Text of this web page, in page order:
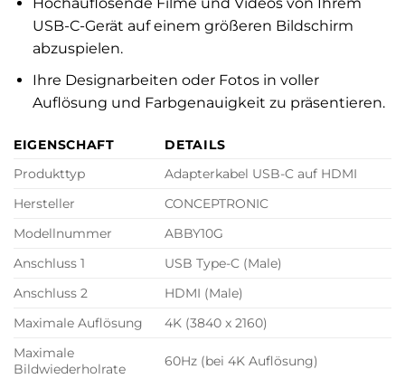
USB-C-Gerät auf einem größeren Bildschirm
abzuspielen.
Ihre Designarbeiten oder Fotos in voller
Auflösung und Farbgenauigkeit zu präsentieren.
EIGENSCHAFT
DETAILS
Produkttyp
Adapterkabel USB-C auf HDMI
Hersteller
CONCEPTRONIC
Modellnummer
ABBY10G
Anschluss 1
USB Type-C (Male)
Anschluss 2
HDMI (Male)
Maximale Auflösung
4K (3840 x 2160)
Maximale
Bildwiederholrate
60Hz (bei 4K Auflösung)